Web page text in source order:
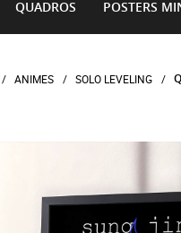
QUADROS POSTERS
ANIMES SOLO LEVELING